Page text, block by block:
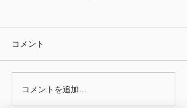
日本の城🏯探訪記 山形
県 鶴ヶ岡城
コメント
コメントを追加…